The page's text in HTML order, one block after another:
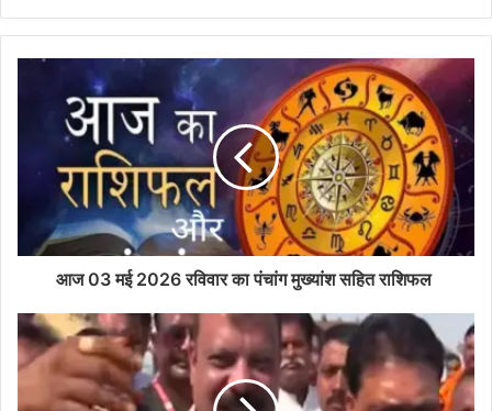
आज 03 मई 2026 रविवार का पंचांग मुख्यांश सहित राशिफल